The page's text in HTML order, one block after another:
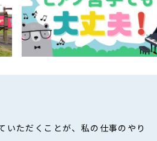
いただくことが、私の仕事のやり